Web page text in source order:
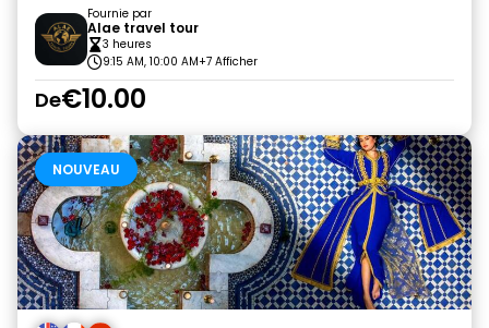
Fournie par
Alae travel tour
3 heures
9:15 AM, 10:00 AM+7 Afficher
De€10.00
NOUVEAU